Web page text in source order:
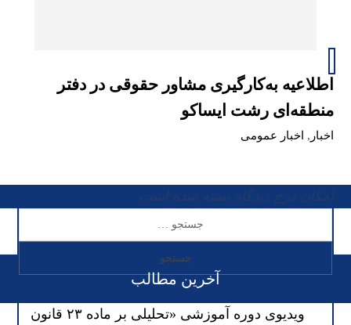
اطلاعیه به‌کارگیری مشاور حقوقی در دفتر
منطقه‌ای رشت ایساکو
اخبار , اخبار عمومی
آخرین مطالب
ویدیوی دوره آموزشی «تحلیلی بر ماده ۲۳ قانون